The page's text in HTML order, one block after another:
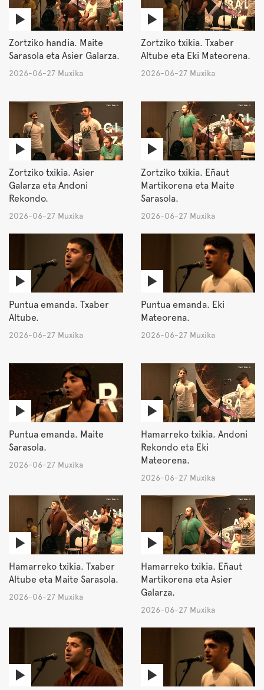
Zortziko handia. Maite
Sarasola eta Asier Galarza.
2026-06-27 Muxika
Zortziko txikia. Txaber
Altube eta Eki Mateorena.
2026-06-27 Muxika
Zortziko txikia. Asier
Galarza eta Andoni
Rekondo.
2026-06-27 Muxika
Zortziko txikia. Eñaut
Martikorena eta Maite
Sarasola.
2026-06-27 Muxika
Puntua emanda. Txaber
Altube.
2026-06-27 Muxika
Puntua emanda. Eki
Mateorena.
2026-06-27 Muxika
Puntua emanda. Maite
Sarasola.
2026-06-27 Muxika
Hamarreko txikia. Andoni
Rekondo eta Eki
Mateorena.
2026-06-27 Muxika
Hamarreko txikia. Txaber
Altube eta Maite Sarasola.
2026-06-27 Muxika
Hamarreko txikia. Eñaut
Martikorena eta Asier
Galarza.
2026-06-27 Muxika